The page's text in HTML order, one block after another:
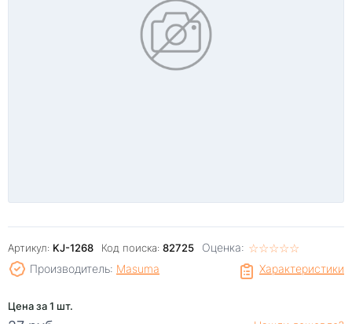
Артикул: KJ-1268 Код поиска: 82725 Оценка: ☆☆☆☆☆
★★★★★
Характеристики
Производитель: Masuma
Цена за 1 шт.